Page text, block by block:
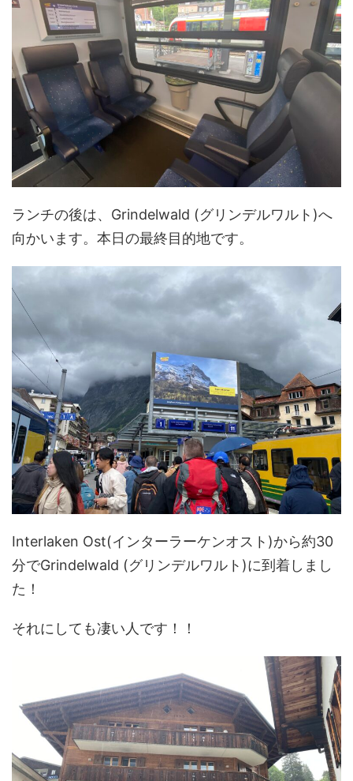
ランチの後は、Grindelwald (グリンデルワルト)へ
向かいます。本日の最終目的地です。
Interlaken Ost(インターラーケンオスト)から約30
分でGrindelwald (グリンデルワルト)に到着しまし
た！
それにしても凄い人です！！